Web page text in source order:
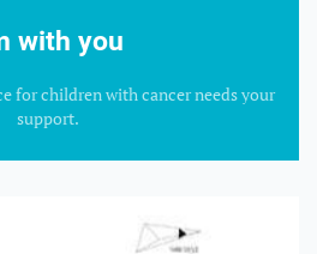
with you
for children with cancer needs your
support.